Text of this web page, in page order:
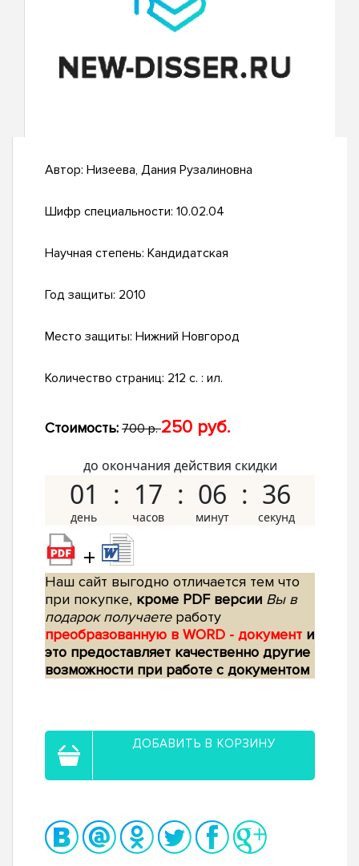
Автор: Низеева, Дания Рузалиновна
Шифр специальности: 10.02.04
Научная степень: Кандидатская
Год защиты: 2010
Место защиты: Нижний Новгород
Количество страниц: 212 с. : ил.
Стоимость: 700 р.250 руб.
до окончания действия скидки
01 17 06 35
+
Наш сайт выгодно отличается тем что
при покупке, кроме PDF версии Вы в
подарок получаетеработу
преобразованную в WORD - документ и
это предоставляет качественно другие
возможности при работе с документом
ДОБАВИТЬ В КОРЗИНУ